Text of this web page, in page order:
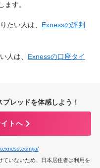
ます。
たい人は、 Exnessの評判
人は、 Exnessの口座タイ
レッドを体感しよう！
トへ
ja/
いないため、日本居住者は利用を